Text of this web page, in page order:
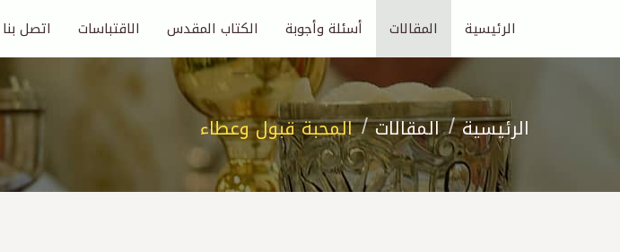
اتصل بنا الاقتباسات الكتاب المقدس أسئلة وأجوبة المقالات الرئيسية
الرئيسية المقالات المحبة قبول وعطاء